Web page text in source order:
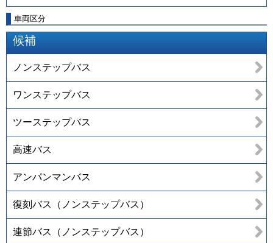
車両区分
候補
ノンステップバス
ワンステップバス
ツーステップバス
高速バス
アンパンマンバス
復刻バス（ノンステップバス）
連節バス（ノンステップバス）